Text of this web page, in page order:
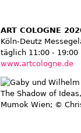
ART COLOGNE
Köln-Deutz
täglich 11:00 - 19:00
www.artcologne.de